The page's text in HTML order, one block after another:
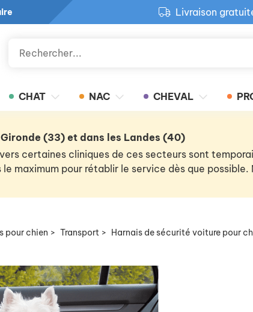
Livraison
Retour
CHAT NAC CHEVAL
(33) et dans les Landes (40)
certaines cliniques de ces secteurs sont
le maximum pour rétablir le service dès que
pour chien > Transport > Harnais de sécurité voiture pour